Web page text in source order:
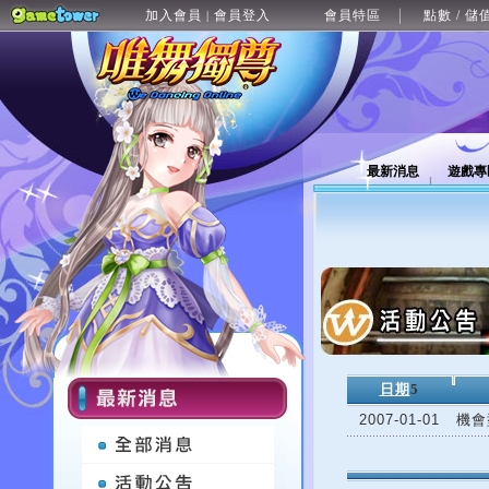
加入會員 | 會員登入 會員特區 點數 / 儲
最新消息 遊戲
日期 5
2007-01-01
機